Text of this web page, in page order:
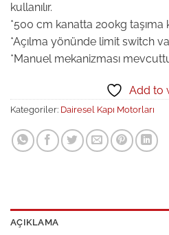
kullanılır.
*500 cm kanatta 200kg taşıma
*Açılma yönünde limit switch
*Manuel mekanizması
Add to
Kategoriler: Dairesel Kapı Motorları
AÇIKLAMA